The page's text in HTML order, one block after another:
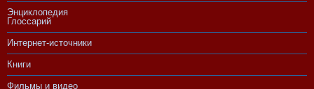
Энциклопедия
Глоссарий
Интернет-источники
Книги
Фильмы и видео